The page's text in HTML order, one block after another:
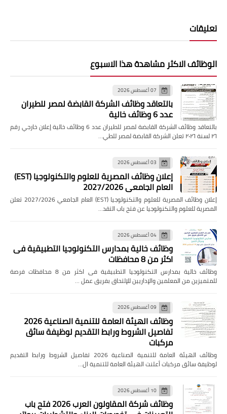
تعليقات
الوظائف الاكثر مشاهدة هذا الاسبوع
07 أغسطس 2026
بالتعاقد وظائف الشركة القابضة لمصر للطيران
عدد 6 وظائف خالية
بالتعاقد وظائف الشركة القابضة لمصر للطيران عدد 6 وظائف خالية إعلان خارجي رقم
٢٦ لسنة ٢٠٢٦ تعلن الشركة القابضة لمصر للطي…
03 أغسطس 2026
إعلان وظائف المصرية للعلوم والتكنولوجيا (EST)
العام الجامعي 2027/2026
إعلان وظائف المصرية للعلوم والتكنولوجيا (EST) العام الجامعي 2027/2026 تعلن
المصرية للعلوم والتكنولوجيا عن فتح باب التقد…
04 أغسطس 2026
وظائف خالية بمدارس التكنولوجيا التطبيقية فى
اكثر من 8 محافظات
وظائف خالية بمدارس التكنولوجيا التطبيقية فى اكثر من 8 محافظات فرصة
للمتميزين من المعلمين والإداريين للإلتحاق بفريق عمل …
09 أغسطس 2026
وظائف الهيئة العامة للتنمية الصناعية 2026
تفاصيل الشروط ورابط التقديم لوظيفة سائق
مركبات
وظائف الهيئة العامة للتنمية الصناعية 2026 تفاصيل الشروط ورابط التقديم
لوظيفة سائق مركبات أعلنت الهيئة العامة للتنمية ال…
10 أغسطس 2026
وظائف شركة المقاولون العرب 2026 فتح باب